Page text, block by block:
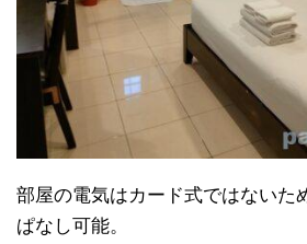
部屋の電気はカード式ではないた
ぱなし可能。